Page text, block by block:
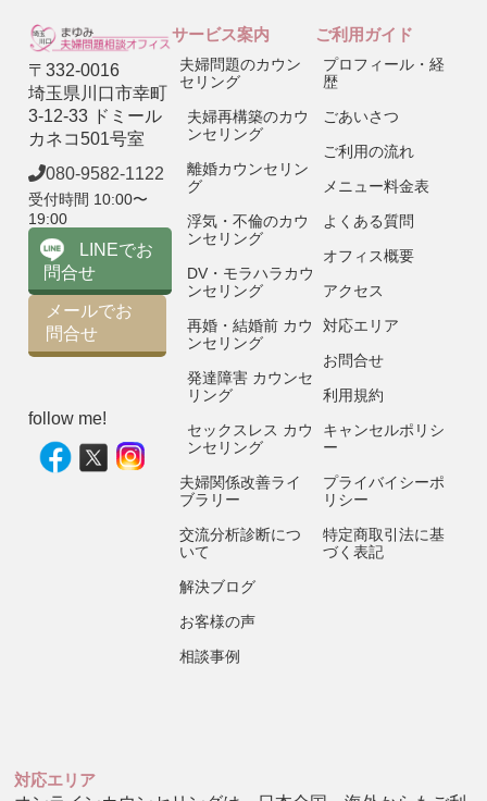
〒332-0016
埼玉県川口市幸町
3-12-33 ドミール
カネコ501号室
080-9582-1122
受付時間 10:00〜
19:00
LINEでお
問合せ
メールでお
問合せ
follow me!
サービス案内
夫婦問題のカウン
セリング
夫婦再構築のカウ
ンセリング
離婚カウンセリン
グ
浮気・不倫のカウ
ンセリング
DV・モラハラカウ
ンセリング
再婚・結婚前 カウ
ンセリング
発達障害 カウンセ
リング
セックスレス カウ
ンセリング
夫婦関係改善ライ
ブラリー
交流分析診断につ
いて
解決ブログ
お客様の声
相談事例
ご利用ガイド
プロフィール・経
歴
ごあいさつ
ご利用の流れ
メニュー料金表
よくある質問
オフィス概要
アクセス
対応エリア
お問合せ
利用規約
キャンセルポリシ
ー
プライバイシーポ
リシー
特定商取引法に基
づく表記
対応エリア